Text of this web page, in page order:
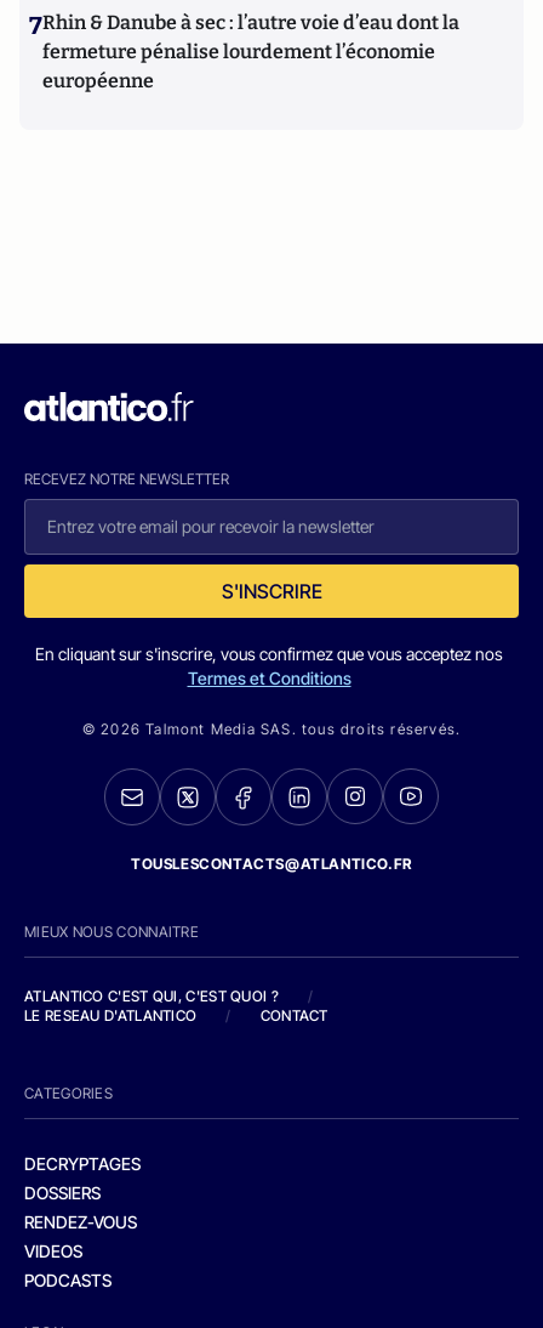
7Rhin & Danube à sec : l’autre voie d’eau dont la
fermeture pénalise lourdement l’économie
européenne
RECEVEZ NOTRE NEWSLETTER
S'INSCRIRE
En cliquant sur s'inscrire, vous confirmez que vous acceptez nos
Termes et Conditions
© 2026 Talmont Media SAS. tous droits réservés.
TOUSLESCONTACTS@ATLANTICO.FR
MIEUX NOUS CONNAITRE
ATLANTICO C'EST QUI, C'EST QUOI ?
/
LE RESEAU D'ATLANTICO
/ CONTACT
CATEGORIES
DECRYPTAGES
DOSSIERS
RENDEZ-VOUS
VIDEOS
PODCASTS